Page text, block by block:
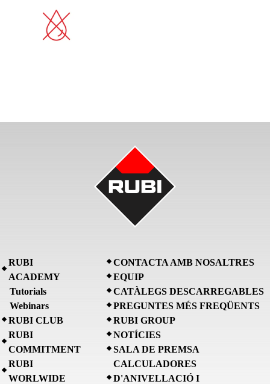
RUBI
ACADEMY
Tutorials
Webinars
RUBI CLUB
RUBI
COMMITMENT
RUBI
WORLWIDE
CONTACTA AMB NOSALTRES
EQUIP
CATÀLEGS DESCARREGABLES
PREGUNTES MÉS FREQÜENTS
RUBI GROUP
NOTÍCIES
SALA DE PREMSA
CALCULADORES
D'ANIVELLACIÓ I